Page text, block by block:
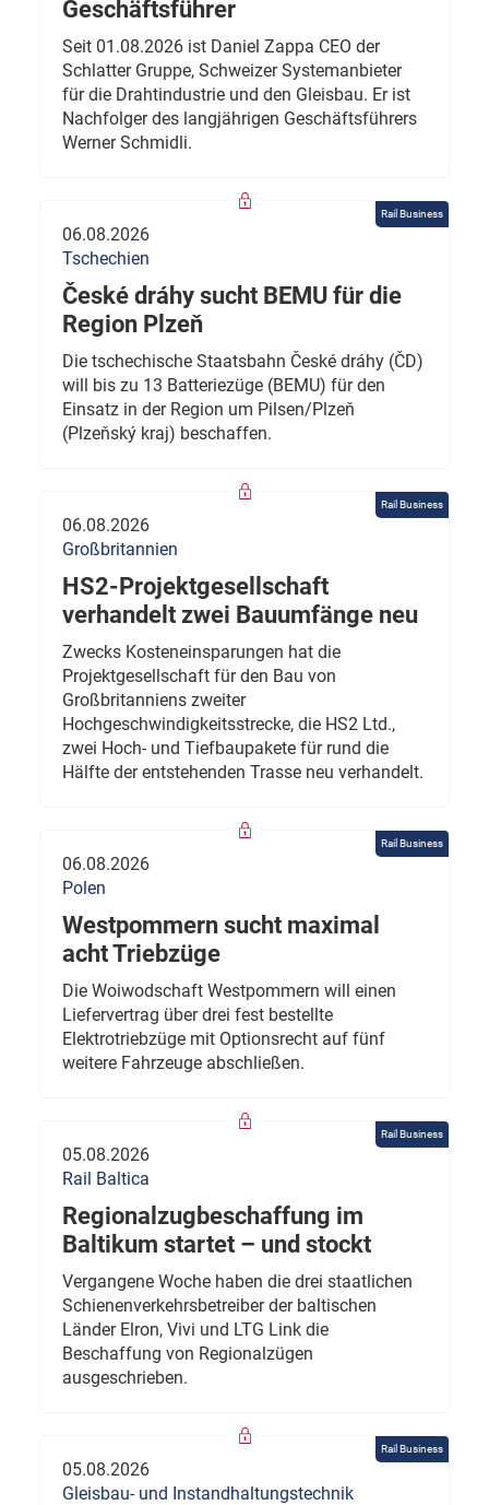
Geschäftsführer
Seit 01.08.2026 ist Daniel Zappa CEO der
Schlatter Gruppe, Schweizer Systemanbieter
für die Drahtindustrie und den Gleisbau. Er ist
Nachfolger des langjährigen Geschäftsführers
Werner Schmidli.
Rail Business
06.08.2026
Tschechien
České dráhy sucht BEMU für die
Region Plzeň
Die tschechische Staatsbahn České dráhy (ČD)
will bis zu 13 Batteriezüge (BEMU) für den
Einsatz in der Region um Pilsen/Plzeň
(Plzeňský kraj) beschaffen.
Rail Business
06.08.2026
Großbritannien
HS2-Projektgesellschaft
verhandelt zwei Bauumfänge neu
Zwecks Kosteneinsparungen hat die
Projektgesellschaft für den Bau von
Großbritanniens zweiter
Hochgeschwindigkeitsstrecke, die HS2 Ltd.,
zwei Hoch- und Tiefbaupakete für rund die
Hälfte der entstehenden Trasse neu verhandelt.
Rail Business
06.08.2026
Polen
Westpommern sucht maximal
acht Triebzüge
Die Woiwodschaft Westpommern will einen
Liefervertrag über drei fest bestellte
Elektrotriebzüge mit Optionsrecht auf fünf
weitere Fahrzeuge abschließen.
Rail Business
05.08.2026
Rail Baltica
Regionalzugbeschaffung im
Baltikum startet – und stockt
Vergangene Woche haben die drei staatlichen
Schienenverkehrsbetreiber der baltischen
Länder Elron, Vivi und LTG Link die
Beschaffung von Regionalzügen
ausgeschrieben.
Rail Business
05.08.2026
Gleisbau- und Instandhaltungstechnik